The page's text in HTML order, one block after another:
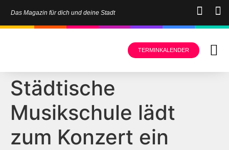
Das Magazin für dich und deine Stadt
TERMINKALENDER
Städtische
Musikschule lädt
zum Konzert ein